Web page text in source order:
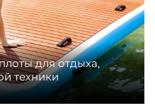
для отдыха,
техники